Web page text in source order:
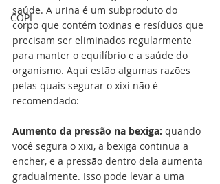
COPI
saúde. A urina é um subproduto do
corpo que contém toxinas e resíduos que
precisam ser eliminados regularmente
para manter o equilíbrio e a saúde do
organismo. Aqui estão algumas razões
pelas quais segurar o xixi não é
recomendado:
Aumento da pressão na bexiga: quando
você segura o xixi, a bexiga continua a
encher, e a pressão dentro dela aumenta
gradualmente. Isso pode levar a uma